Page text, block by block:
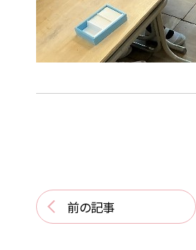
前の記事